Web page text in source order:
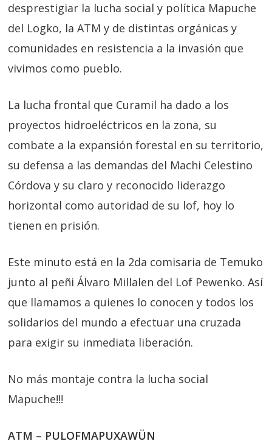
desprestigiar la lucha social y política Mapuche
del Logko, la ATM y de distintas orgánicas y
comunidades en resistencia a la invasión que
vivimos como pueblo.
La lucha frontal que Curamil ha dado a los
proyectos hidroeléctricos en la zona, su
combate a la expansión forestal en su territorio,
su defensa a las demandas del Machi Celestino
Córdova y su claro y reconocido liderazgo
horizontal como autoridad de su lof, hoy lo
tienen en prisión.
Este minuto está en la 2da comisaria de Temuko
junto al peñi Álvaro Millalen del Lof Pewenko. Así
que llamamos a quienes lo conocen y todos los
solidarios del mundo a efectuar una cruzada
para exigir su inmediata liberación.
No más montaje contra la lucha social
Mapuche!!!
ATM – PULOFMAPUXAWÜN